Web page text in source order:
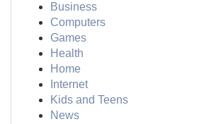
Business
Computers
Games
Health
Home
Internet
Kids and Teens
News